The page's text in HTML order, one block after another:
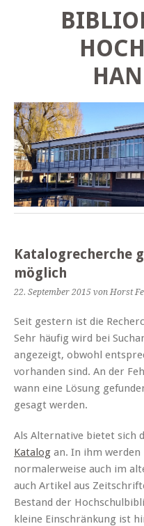
Katalogrecherche
möglich
22. September 2015 von Horst
Seit gestern ist die
Sehr häufig wird bei
angezeigt, obwohl
vorhanden sind. An der
wann eine Lösung
gesagt werden.
Als Alternative bietet sich
Katalog an. In ihm werden
normalerweise auch im
auch Artikel aus
Bestand der
kleine Einschränkung ist